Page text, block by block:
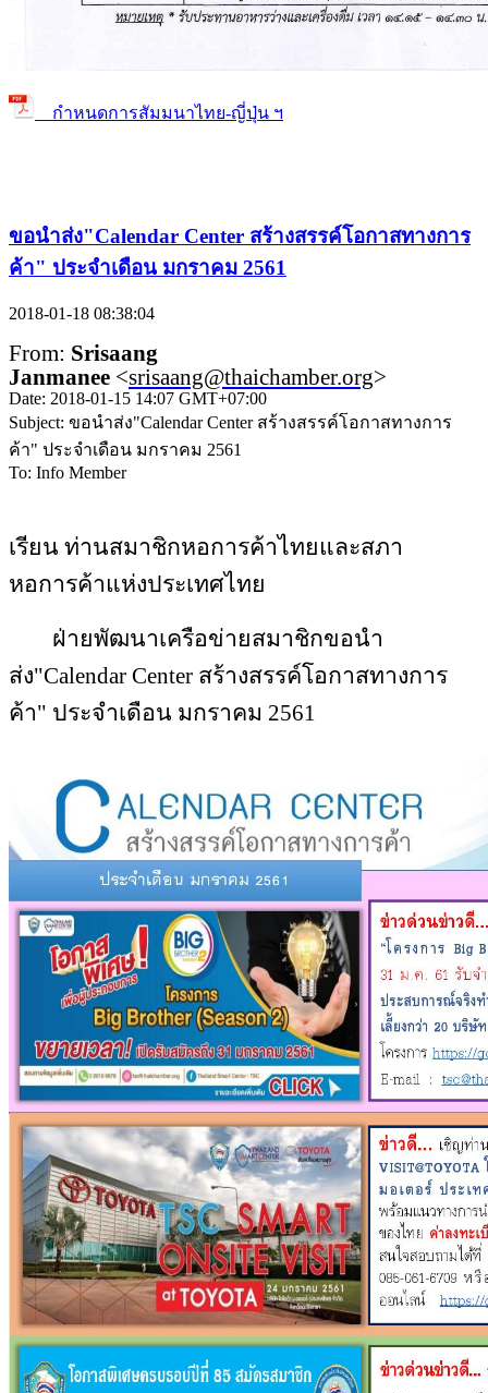
กำหนดการสัมมนาไทย-ญี่ปุ่น ฯ
ขอนำส่ง"Calendar Center สร้างสรรค์โอกาสทางการ
ค้า" ประจำเดือน มกราคม 2561
2018-01-18 08:38:04
From: Srisaang
Janmanee <srisaang@thaichamber.org>
Date: 2018-01-15 14:07 GMT+07:00
Subject: ขอนำส่ง"Calendar Center สร้างสรรค์โอกาสทางการ
ค้า" ประจำเดือน มกราคม 2561
To: Info Member
เรียน ท่านสมาชิกหอการค้าไทยและสภา
หอการค้าแห่งประเทศไทย
ฝ่ายพัฒนาเครือข่ายสมาชิกขอนำ
ส่ง"Calendar Center สร้างสรรค์โอกาสทางการ
ค้า" ประจำเดือน มกราคม 2561